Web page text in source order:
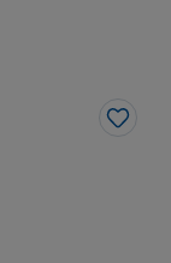
negozi e fare
storico
di libri e
e
Like